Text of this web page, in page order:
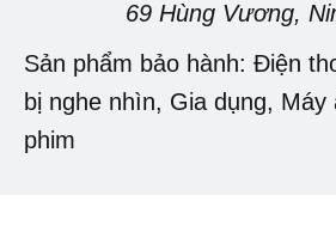
69 Hùng Vương,
Sản phẩm bảo hành: Điện
bị nghe nhìn, Gia dụng, Máy
phim